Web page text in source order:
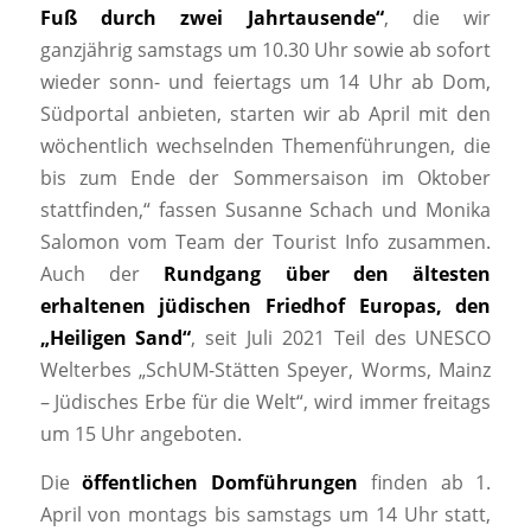
Fuß durch zwei Jahrtausende“, die wir
ganzjährig samstags um 10.30 Uhr sowie ab sofort
wieder sonn- und feiertags um 14 Uhr ab Dom,
Südportal anbieten, starten wir ab April mit den
wöchentlich wechselnden Themenführungen, die
bis zum Ende der Sommersaison im Oktober
stattfinden,“ fassen Susanne Schach und Monika
Salomon vom Team der Tourist Info zusammen.
Auch der Rundgang über den ältesten
erhaltenen jüdischen Friedhof Europas, den
„Heiligen Sand“, seit Juli 2021 Teil des UNESCO
Welterbes „SchUM-Stätten Speyer, Worms, Mainz
– Jüdisches Erbe für die Welt“, wird immer freitags
um 15 Uhr angeboten.
Dieöffentlichen Domführungen finden ab 1.
April von montags bis samstags um 14 Uhr statt,